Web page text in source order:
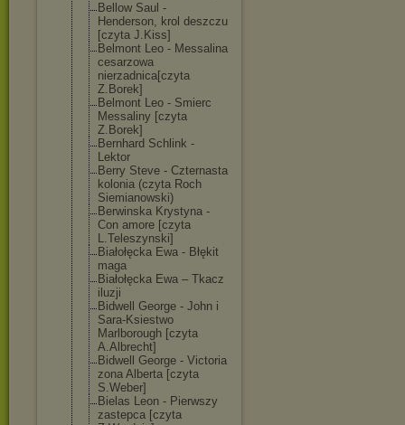
Bellow Saul -
Henderson, krol deszczu
[czyta J.Kiss]
Belmont Leo - Messalina
cesarzowa
nierzadnica[czyta
Z.Borek]
Belmont Leo - Smierc
Messaliny [czyta
Z.Borek]
Bernhard Schlink -
Lektor
Berry Steve - Czternasta
kolonia (czyta Roch
Siemianowski)
Berwinska Krystyna -
Con amore [czyta
L.Teleszynski]
Białołęcka Ewa - Błękit
maga
Białołęcka Ewa – Tkacz
iluzji
Bidwell George - John i
Sara-Ksiestwo
Marlborough [czyta
A.Albrecht]
Bidwell George - Victoria
zona Alberta [czyta
S.Weber]
Bielas Leon - Pierwszy
zastepca [czyta